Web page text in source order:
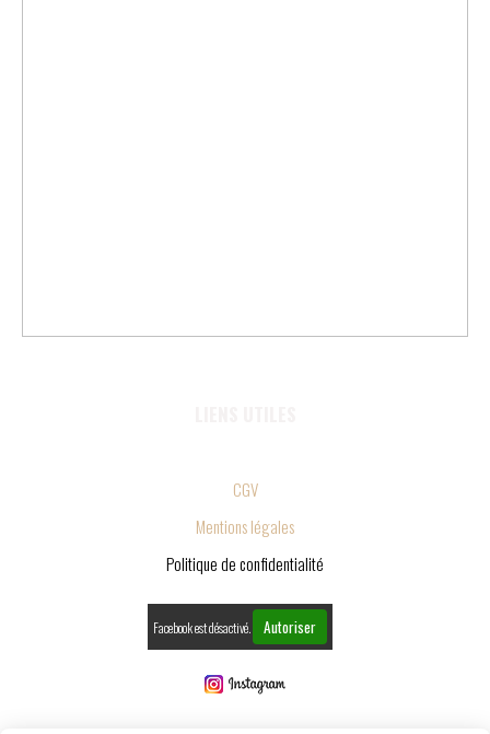
CGV
Mentions légales
Politique de confidentialité
Facebook est désactivé. Autoriser